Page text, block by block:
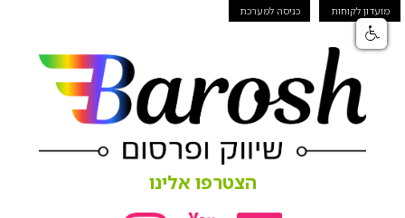
מועדון לקוחות כניסה למערכת
הצטרפו אלינו